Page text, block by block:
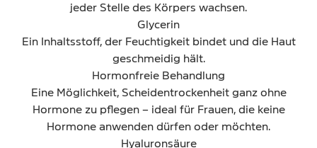
jeder Stelle des Körpers wachsen.
Glycerin
Ein Inhaltsstoff, der Feuchtigkeit bindet und die Haut
geschmeidig hält.
Hormonfreie Behandlung
Eine Möglichkeit, Scheidentrockenheit ganz ohne
Hormone zu pflegen – ideal für Frauen, die keine
Hormone anwenden dürfen oder möchten.
Hyaluronsäure